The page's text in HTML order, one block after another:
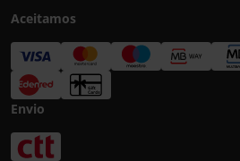
Aceitamos
Envio